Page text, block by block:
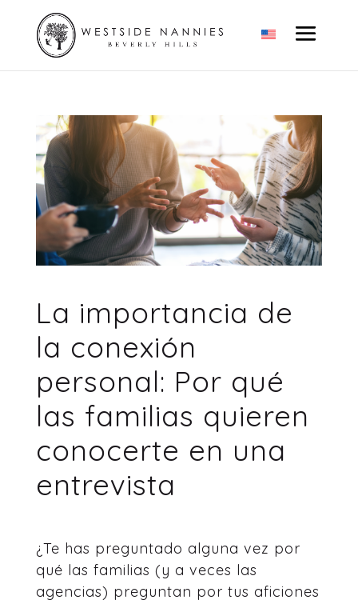
La importancia de
la conexión
personal: Por qué
las familias quieren
conocerte en una
entrevista
¿Te has preguntado alguna vez por
qué las familias (y a veces las
agencias) preguntan por tus aficiones